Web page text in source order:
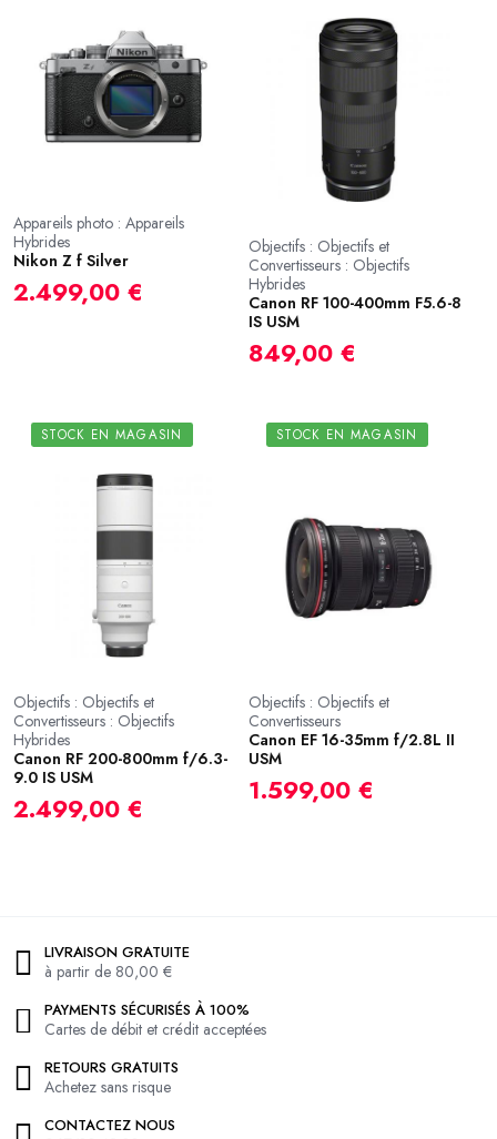
Appareils photo : Appareils
Hybrides
Nikon Z f Silver
2.499,00 €
Objectifs : Objectifs et
Convertisseurs : Objectifs
Hybrides
Canon RF 100-400mm F5.6-8
IS USM
849,00 €
STOCK EN MAGASIN
Objectifs : Objectifs et
Convertisseurs : Objectifs
Hybrides
Canon RF 200-800mm f/6.3-
9.0 IS USM
2.499,00 €
STOCK EN MAGASIN
Objectifs : Objectifs et
Convertisseurs
Canon EF 16-35mm f/2.8L II
USM
1.599,00 €
LIVRAISON GRATUITE
à partir de 80,00 €
PAYMENTS SÉCURISÉS À 100%
Cartes de débit et crédit acceptées
RETOURS GRATUITS
Achetez sans risque
CONTACTEZ NOUS